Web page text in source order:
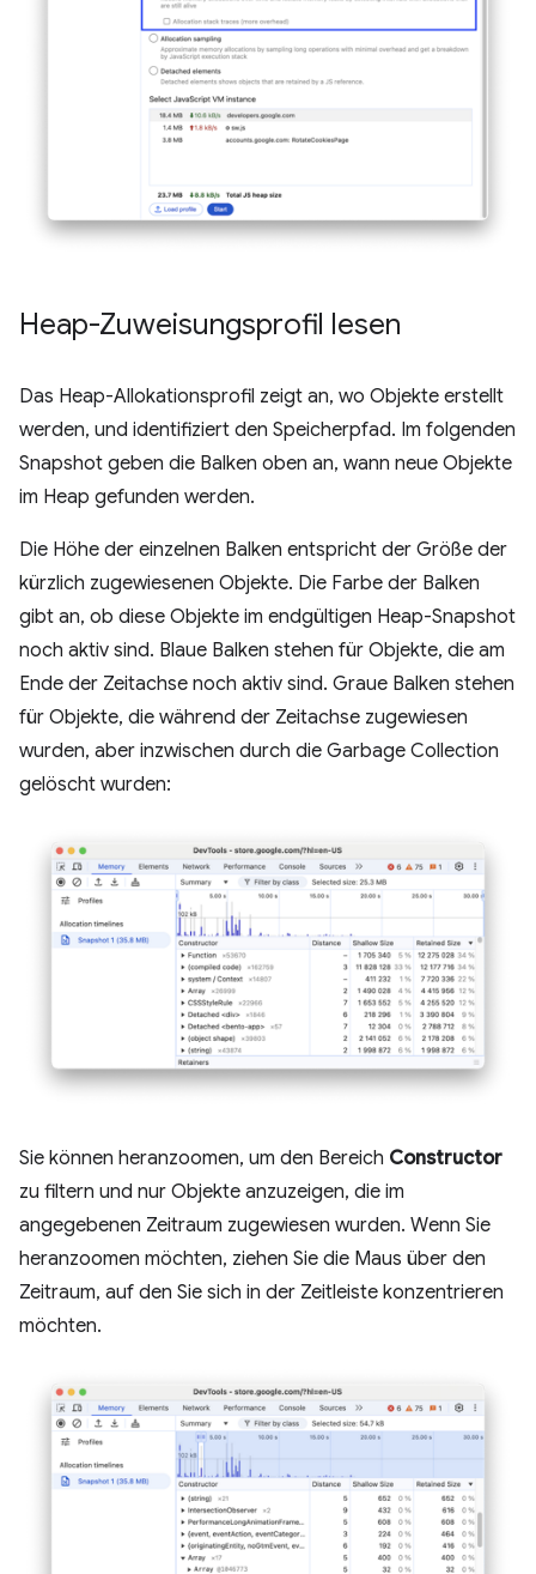
Heap-Zuweisungsprofil lesen
Das Heap-Allokationsprofil zeigt an, wo Objekte erstellt
werden, und identifiziert den Speicherpfad. Im folgenden
Snapshot geben die Balken oben an, wann neue Objekte
im Heap gefunden werden.
Die Höhe der einzelnen Balken entspricht der Größe der
kürzlich zugewiesenen Objekte. Die Farbe der Balken
gibt an, ob diese Objekte im endgültigen Heap-Snapshot
noch aktiv sind. Blaue Balken stehen für Objekte, die am
Ende der Zeitachse noch aktiv sind. Graue Balken stehen
für Objekte, die während der Zeitachse zugewiesen
wurden, aber inzwischen durch die Garbage Collection
gelöscht wurden:
Sie können heranzoomen, um den Bereich Constructor
zu filtern und nur Objekte anzuzeigen, die im
angegebenen Zeitraum zugewiesen wurden. Wenn Sie
heranzoomen möchten, ziehen Sie die Maus über den
Zeitraum, auf den Sie sich in der Zeitleiste konzentrieren
möchten.